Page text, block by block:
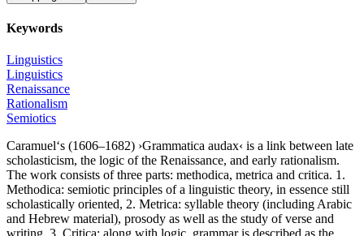
Keywords
Linguistics
Linguistics
Renaissance
Rationalism
Semiotics
Caramuel‘s (1606–1682) ›Grammatica audax‹ is a link between late
scholasticism, the logic of the Renaissance, and early rationalism.
The work consists of three parts: methodica, metrica and critica. 1.
Methodica: semiotic principles of a linguistic theory, in essence still
scholastically oriented, 2. Metrica: syllable theory (including Arabic
and Hebrew material), prosody as well as the study of verse and